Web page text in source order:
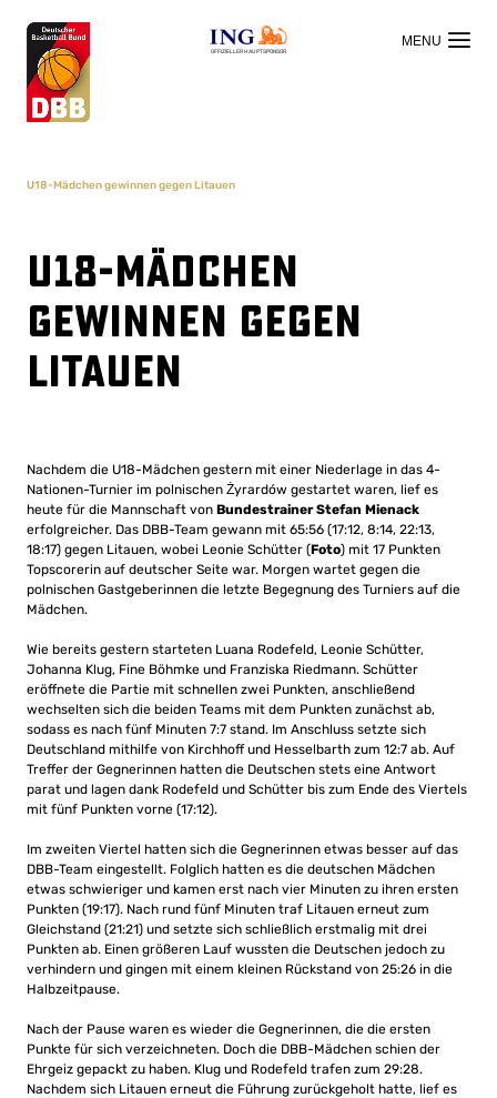
OFFIZIELLER HAUPTSPONSOR
U18-Mädchen gewinnen gegen Litauen
U18-Mädchen
gewinnen gegen
Litauen
Nachdem die U18-Mädchen gestern mit einer Niederlage in das 4-
Nationen-Turnier im polnischen Żyrardów gestartet waren, lief es
heute für die Mannschaft von Bundestrainer Stefan Mienack
erfolgreicher. Das DBB-Team gewann mit 65:56 (17:12, 8:14, 22:13,
18:17) gegen Litauen, wobei Leonie Schütter (Foto) mit 17 Punkten
Topscorerin auf deutscher Seite war. Morgen wartet gegen die
polnischen Gastgeberinnen die letzte Begegnung des Turniers auf die
Mädchen.
Wie bereits gestern starteten Luana Rodefeld, Leonie Schütter,
Johanna Klug, Fine Böhmke und Franziska Riedmann. Schütter
eröffnete die Partie mit schnellen zwei Punkten, anschließend
wechselten sich die beiden Teams mit dem Punkten zunächst ab,
sodass es nach fünf Minuten 7:7 stand. Im Anschluss setzte sich
Deutschland mithilfe von Kirchhoff und Hesselbarth zum 12:7 ab. Auf
Treffer der Gegnerinnen hatten die Deutschen stets eine Antwort
parat und lagen dank Rodefeld und Schütter bis zum Ende des Viertels
mit fünf Punkten vorne (17:12).
Im zweiten Viertel hatten sich die Gegnerinnen etwas besser auf das
DBB-Team eingestellt. Folglich hatten es die deutschen Mädchen
etwas schwieriger und kamen erst nach vier Minuten zu ihren ersten
Punkten (19:17). Nach rund fünf Minuten traf Litauen erneut zum
Gleichstand (21:21) und setzte sich schließlich erstmalig mit drei
Punkten ab. Einen größeren Lauf wussten die Deutschen jedoch zu
verhindern und gingen mit einem kleinen Rückstand von 25:26 in die
Halbzeitpause.
Nach der Pause waren es wieder die Gegnerinnen, die die ersten
Punkte für sich verzeichneten. Doch die DBB-Mädchen schien der
Ehrgeiz gepackt zu haben. Klug und Rodefeld trafen zum 29:28.
Nachdem sich Litauen erneut die Führung zurückgeholt hatte, lief es